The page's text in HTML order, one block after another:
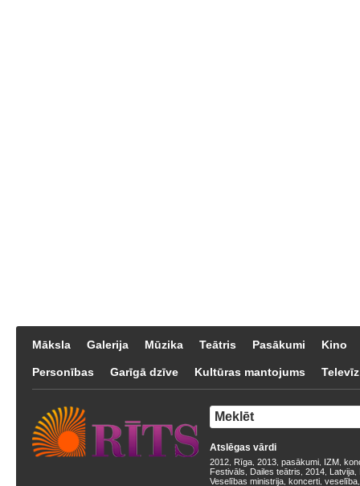
Māksla Galerija Mūzika Teātris Pasākumi Kino
Personības Garīgā dzīve Kultūras mantojums
Atslēgas vārdi
2012 Rīga 2013 pasākumi IZM
Festivāls
Dailes teātris 2014 Latvija
Veselības ministrija koncerti veselība